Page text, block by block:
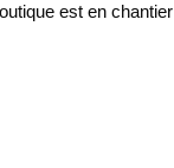
est en chantier